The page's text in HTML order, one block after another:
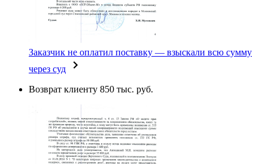
Заказчик не оплатил поставку — взыскали всю сумму
через суд
Возврат клиенту 850 тыс. руб.